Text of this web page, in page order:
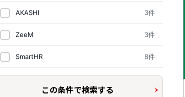
AKASHI 3件
ZeeM 3件
SmartHR 8件
この条件で検索する